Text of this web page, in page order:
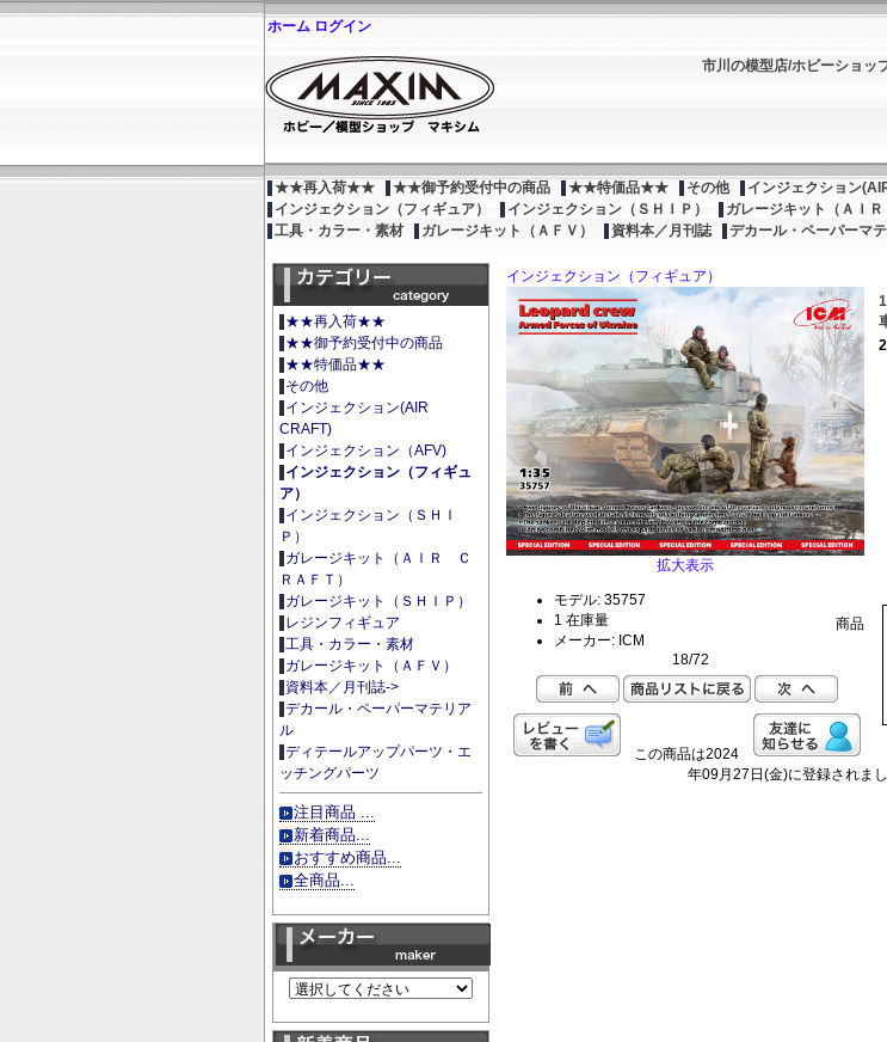
ホーム ログイン
市川の模型店/ホビーショッ
★★再入荷★★ ★★御予約受付中の商品 ★★特価品★★ その他 インジェクション
インジェクション（フィギュア）
インジェクション（ＳＨＩＰ） ガレージキット（ＡＩ
工具・カラー・素材
ガレージキット（ＡＦＶ） 資料本／月刊誌 デカール・ペーパーマ
★★再入荷★★
★★御予約受付中の商品
★★特価品★★
その他
インジェクション(AIR
CRAFT)
インジェクション（AFV)
インジェクション（フィギュ
ア）
インジェクション（ＳＨＩ
Ｐ）
ガレージキット（ＡＩＲ Ｃ
ＲＡＦＴ）
ガレージキット（ＳＨＩＰ）
レジンフィギュア
工具・カラー・素材
ガレージキット（ＡＦＶ）
資料本／月刊誌->
デカール・ペーパーマテリア
ル
ディテールアップパーツ・エ
ッチングパーツ
注目商品 ...
新着商品...
おすすめ商品...
全商品...
インジェクション（フィギュア）
拡大表示
モデル: 35757
1 在庫量
メーカー: ICM
商品
18/72
この商品は2024
年09月27日(金)に登録されまし